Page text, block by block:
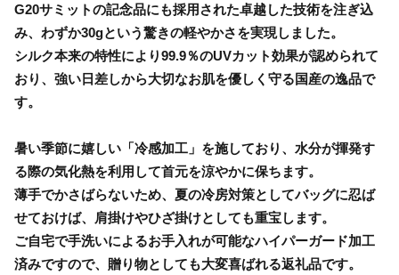
G20サミットの記念品にも採用された卓越した技術を注ぎ込
み、わずか30gという驚きの軽やかさを実現しました。
シルク本来の特性により99.9％のUVカット効果が認められて
おり、強い日差しから大切なお肌を優しく守る国産の逸品で
す。
暑い季節に嬉しい「冷感加工」を施しており、水分が揮発す
る際の気化熱を利用して首元を涼やかに保ちます。
薄手でかさばらないため、夏の冷房対策としてバッグに忍ば
せておけば、肩掛けやひざ掛けとしても重宝します。
ご自宅で手洗いによるお手入れが可能なハイパーガード加工
済みですので、贈り物としても大変喜ばれる返礼品です。